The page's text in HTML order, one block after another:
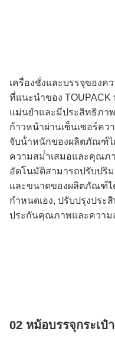
เครื่องชั่งและบรรจุของ
ที่แนะนําของ TOUPACK
แม่นยําและมีประสิทธิภา
ก้าวหน้าผ่านเซ็นเซอร์คว
จับน้ําหนักของผลิตภัณฑ์ไ
ความสม่ําเสมอและคุณภ
อัตโนมัติสามารถปรับปริ
และขนาดของผลิตภัณฑ์ไ
กําหนดเอง, ปรับปรุงประ
ประกันคุณภาพและควา
02 หม้อบรรจุกระเป๋